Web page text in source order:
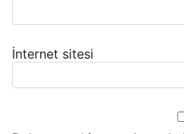
İnternet sitesi